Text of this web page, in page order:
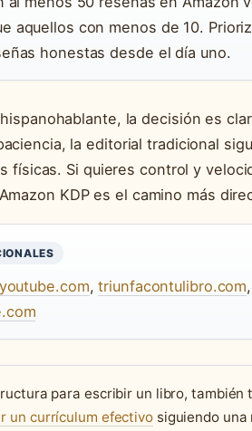
aquellos con menos de 10.
honestas desde el día uno.
la decisión es
la editorial tradicional
físicas. Si quieres control y
KDP es el camino más
youtube.com,triunfacontulibro.com,
para escribir un libro, también
un currículum efectivosiguiendo una